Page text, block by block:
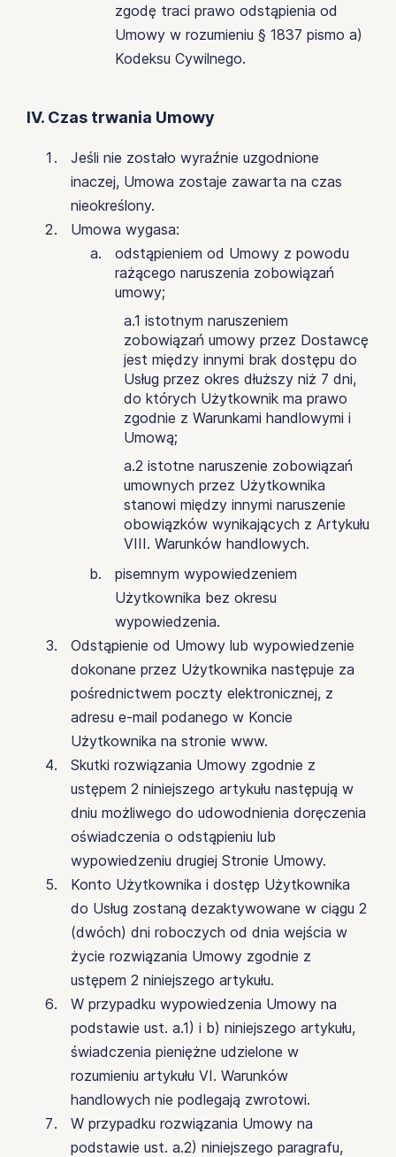
zgodę traci prawo odstąpienia od
Umowy w rozumieniu § 1837 pismo a)
Kodeksu Cywilnego.
IV. Czas trwania Umowy
Jeśli nie zostało wyraźnie uzgodnione
inaczej, Umowa zostaje zawarta na czas
nieokreślony.
Umowa wygasa:
odstąpieniem od Umowy z powodu
rażącego naruszenia zobowiązań
umowy;
a.1 istotnym naruszeniem
zobowiązań umowy przez Dostawcę
jest między innymi brak dostępu do
Usług przez okres dłuższy niż 7 dni,
do których Użytkownik ma prawo
zgodnie z Warunkami handlowymi i
Umową;
a.2 istotne naruszenie zobowiązań
umownych przez Użytkownika
stanowi między innymi naruszenie
obowiązków wynikających z Artykułu
VIII. Warunków handlowych.
pisemnym wypowiedzeniem
Użytkownika bez okresu
wypowiedzenia.
Odstąpienie od Umowy lub wypowiedzenie
dokonane przez Użytkownika następuje za
pośrednictwem poczty elektronicznej, z
adresu e-mail podanego w Koncie
Użytkownika na stronie www.
Skutki rozwiązania Umowy zgodnie z
ustępem 2 niniejszego artykułu następują w
dniu możliwego do udowodnienia doręczenia
oświadczenia o odstąpieniu lub
wypowiedzeniu drugiej Stronie Umowy.
Konto Użytkownika i dostęp Użytkownika
do Usług zostaną dezaktywowane w ciągu 2
(dwóch) dni roboczych od dnia wejścia w
życie rozwiązania Umowy zgodnie z
ustępem 2 niniejszego artykułu.
W przypadku wypowiedzenia Umowy na
podstawie ust. a.1) i b) niniejszego artykułu,
świadczenia pieniężne udzielone w
rozumieniu artykułu VI. Warunków
handlowych nie podlegają zwrotowi.
W przypadku rozwiązania Umowy na
podstawie ust. a.2) niniejszego paragrafu,